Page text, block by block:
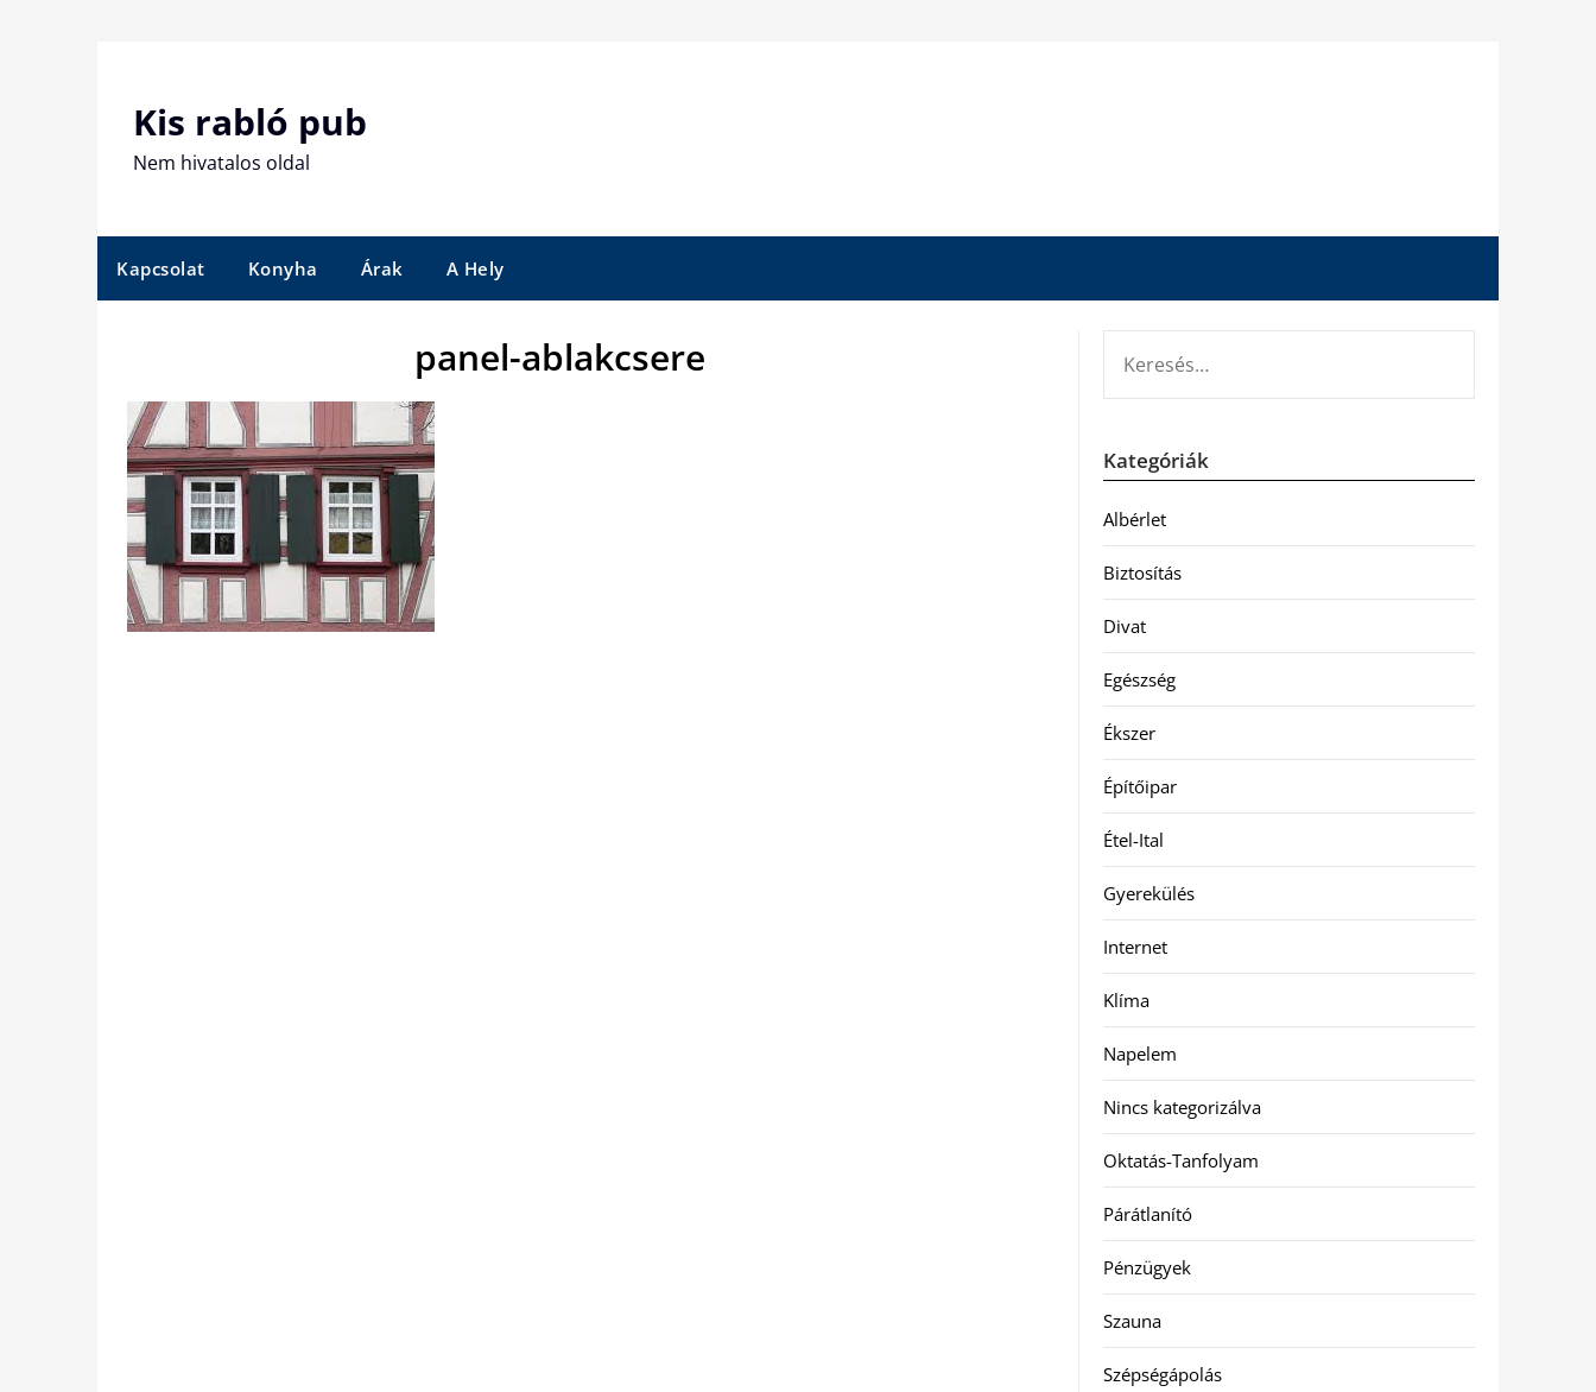
Kis rabló pub
Nem hivatalos oldal
Kapcsolat Konyha Árak A Hely
panel-ablakcsere
Kategóriák
Albérlet
Biztosítás
Divat
Egészség
Ékszer
Építőipar
Étel-Ital
Gyerekülés
Internet
Klíma
Napelem
Nincs kategorizálva
Oktatás-Tanfolyam
Párátlanító
Pénzügyek
Szauna
Szépségápolás